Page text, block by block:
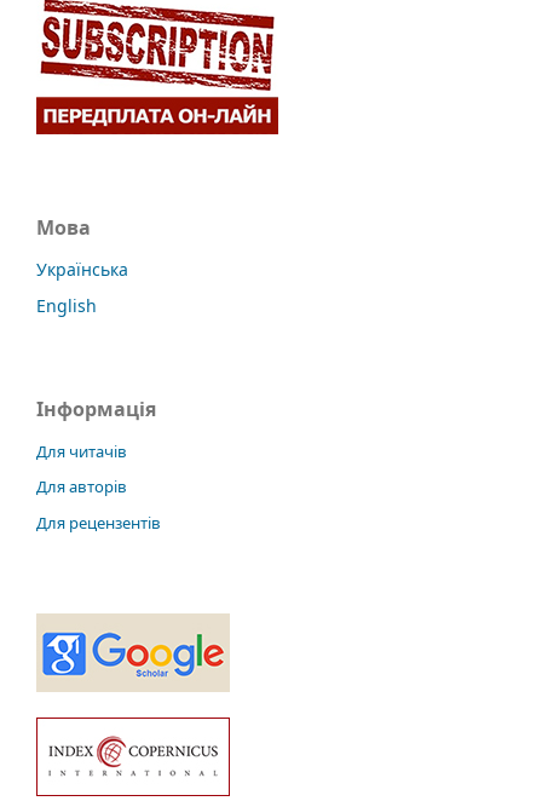
Мова
Українська
English
Інформація
Для читачів
Для авторів
Для рецензентів